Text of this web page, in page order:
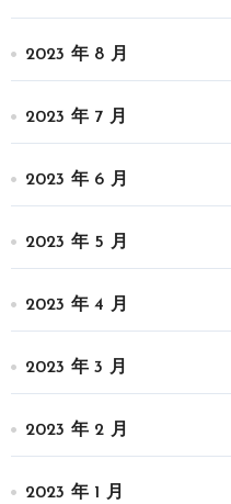
2023 年 8 月
2023 年 7 月
2023 年 6 月
2023 年 5 月
2023 年 4 月
2023 年 3 月
2023 年 2 月
2023 年 1 月